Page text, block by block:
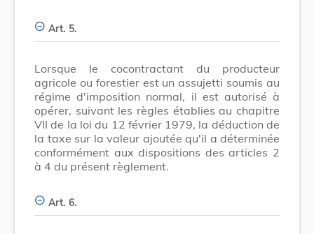
Art. 5.
Lorsque le cocontractant du producteur
agricole ou forestier est un assujetti soumis au
régime d'imposition normal, il est autorisé à
opérer, suivant les règles établies au chapitre
VII de la loi du 12 février 1979, la déduction de
la taxe sur la valeur ajoutée qu'il a déterminée
conformément aux dispositions des articles 2
à 4 du présent règlement.
Art. 6.